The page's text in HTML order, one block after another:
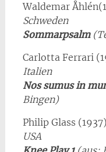
Waldemar
Schweden
Sommarpsalm
Carlotta Ferrari
Italien
Nos sumus in
Bingen)
Philip Glass (1937)
USA